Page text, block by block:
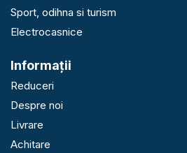
Sport, odihna si turism
Electrocasnice
Informaţii
Reduceri
Despre noi
Livrare
Achitare